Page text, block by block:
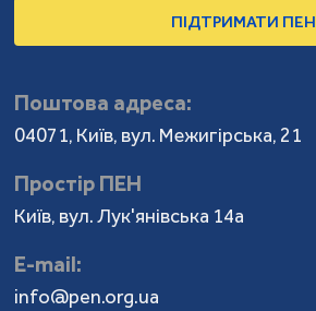
ПІДТРИМАТИ ПЕН
Поштова адреса:
04071, Київ, вул. Межигірська, 21
Простір ПЕН
Київ, вул. Лук'янівська 14а
Е-mail:
info@pen.org.ua